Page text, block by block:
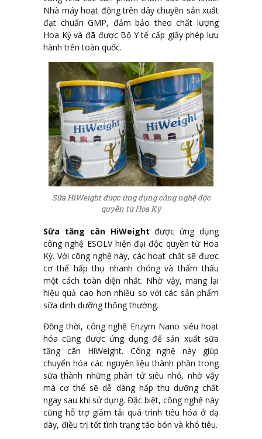
Nhà máy hoạt động trên dây chuyền sản xuất
đạt chuẩn GMP, đảm bảo theo chất lượng
Hoa Kỳ và đã được Bộ Y tế cấp giấy phép lưu
hành trên toàn quốc.
Sữa HiWeight được ứng dụng công nghệ độc
quyền từ Hoa Kỳ
Sữa tăng cân HiWeight được ứng dụng
công nghệ ESOLV hiện đại độc quyền từ Hoa
Kỳ. Với công nghệ này, các hoạt chất sẽ được
cơ thể hấp thụ nhanh chóng và thẩm thấu
một cách toàn diện nhất. Nhờ vậy, mang lại
hiệu quả cao hơn nhiều so với các sản phẩm
sữa dinh dưỡng thông thường.
Đồng thời, công nghệ Enzym Nano siêu hoạt
hóa cũng được ứng dụng để sản xuất sữa
tăng cân HiWeight. Công nghệ này giúp
chuyển hóa các nguyên liệu thành phần trong
sữa thành những phân tử siêu nhỏ, nhờ vậy
mà cơ thể sẽ dễ dàng hấp thu dưỡng chất
ngay sau khi sử dụng. Đặc biệt, công nghệ này
cũng hỗ trợ giảm tải quá trình tiêu hóa ở dạ
dày, điều trị tốt tình trạng táo bón và khó tiêu.